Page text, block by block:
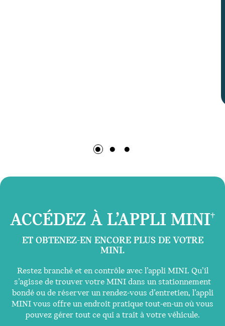
ACCÉDEZ À L’APPLI MINI†
ET OBTENEZ-EN ENCORE PLUS DE VOTRE
MINI.
Restez branché et en contrôle avec l’appli MINI. Qu’il
s’agisse de trouver votre MINI dans un stationnement
bondé ou de réserver un rendez-vous d’entretien, l’appli
MINI vous offre un endroit pratique tout-en-un où vous
pouvez gérer tout ce qui a trait à votre véhicule.